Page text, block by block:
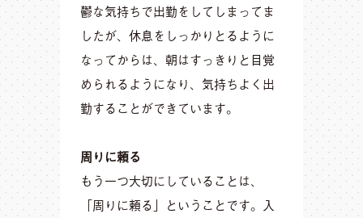
鬱な気持ちで出勤をしてしまってま
したが、休息をしっかりとるように
なってからは、朝はすっきりと目覚
められるようになり、気持ちよく出
勤することができています。
周りに頼る
もう一つ大切にしていることは、
「周りに頼る」ということです。入